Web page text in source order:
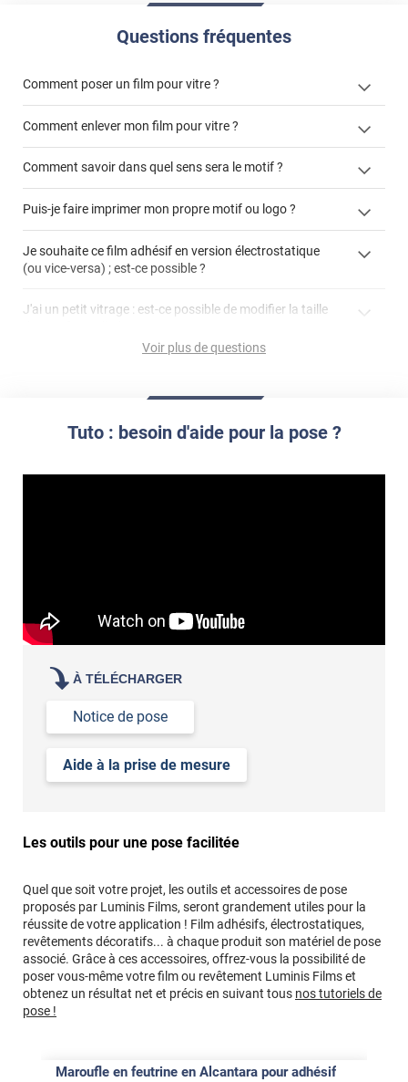
Questions fréquentes
Comment poser un film pour vitre ?
cet article
cet
article
Comment enlever mon film pour vitre ?
enlever et stocker
Comment savoir dans quel sens sera le motif ?
Puis-je faire imprimer mon propre motif ou logo ?
personnaliser
Je souhaite ce film adhésif en version électrostatique
(ou vice-versa) ; est-ce possible ?
J'ai un petit vitrage : est-ce possible de modifier la taille
impression personnalisée
Voir plus de questions
Tuto : besoin d'aide pour la pose ?
À TÉLÉCHARGER
Notice de pose
Aide à la prise de mesure
Les outils pour une pose facilitée
Quel que soit votre projet, les outils et accessoires de pose
proposés par Luminis Films, seront grandement utiles pour la
réussite de votre application ! Film adhésifs, électrostatiques,
revêtements décoratifs... à chaque produit son matériel de pose
associé. Grâce à ces accessoires, offrez-vous la possibilité de
poser vous-même votre film ou revêtement Luminis Films et
obtenez un résultat net et précis en suivant tous nos tutoriels de
pose !
Maroufle en feutrine en Alcantara pour adhésif